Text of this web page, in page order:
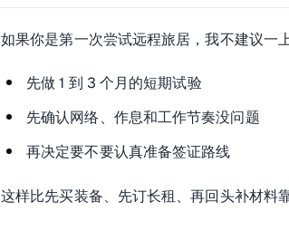
如果你是第一次尝试远程旅居，我不建议一
先做 1 到 3 个月的短期试验
先确认网络、作息和工作节奏没问题
再决定要不要认真准备签证路线
这样比先买装备、先订长租、再回头补材料